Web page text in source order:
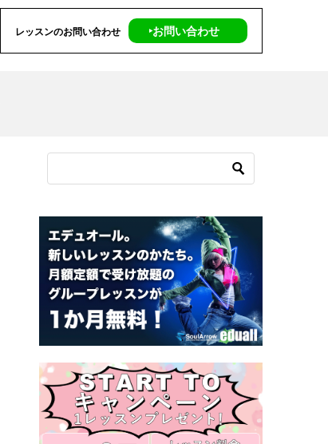
レッスンのお問い合わせ ‣お問い合わせ